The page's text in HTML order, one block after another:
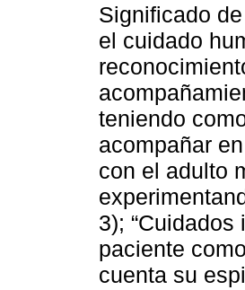
Significado
el cuidado
teniendo
acompañar
con el adulto
3);
paciente
cuenta su